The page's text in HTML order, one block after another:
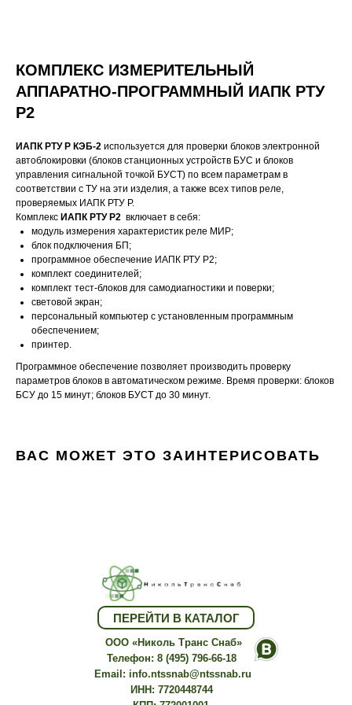
КОМПЛЕКС ИЗМЕРИТЕЛЬНЫЙ
АППАРАТНО-ПРОГРАММНЫЙ ИАПК РТУ
Р2
ИАПК РТУ Р КЭБ-2 используется для проверки блоков электронной
автоблокировки (блоков станционных устройств БУС и блоков
управления сигнальной точкой БУСТ) по всем параметрам в
соответствии с ТУ на эти изделия, а также всех типов реле,
проверяемых ИАПК РТУ Р.
Комплекс ИАПК РТУ Р2 включает в себя:
модуль измерения характеристик реле МИР;
блок подключения БП;
программное обеспечение ИАПК РТУ Р2;
комплект соединителей;
комплект тест-блоков для самодиагностики и поверки;
световой экран;
персональный компьютер с установленным программным
обеспечением;
принтер.
Программное обеспечение позволяет производить проверку
параметров блоков в автоматическом режиме. Время проверки: блоков
БСУ до 15 минут; блоков БУСТ до 30 минут.
ВАС МОЖЕТ ЭТО ЗАИНТЕРИСОВАТЬ
Телефон: 8 (495) 796-66-18
Email: info.ntssnab@ntssnab.ru
ООО «Николь Транс Снаб»
ИНН: 7720448744
ПЕРЕЙТИ В КАТАЛОГ